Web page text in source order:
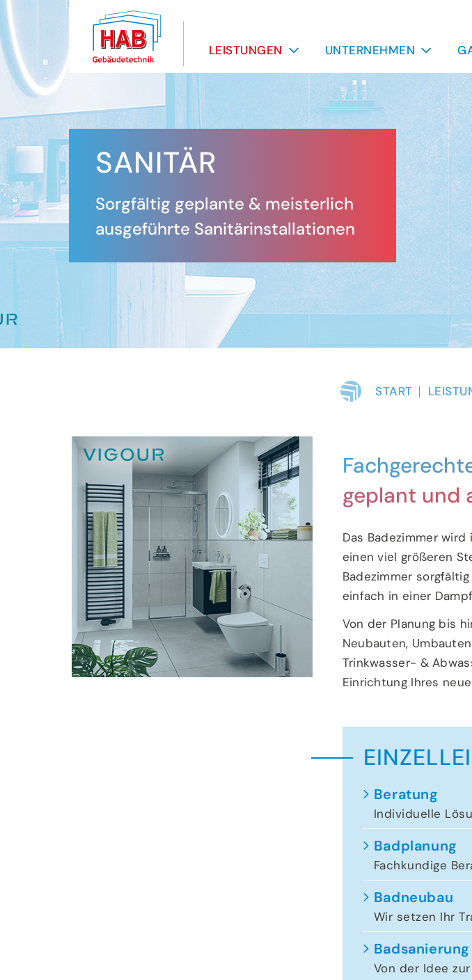
LEISTUNGEN UNTERNEHMEN
SANITÄR
Sorgfältig geplante & meisterlich
ausgeführte Sanitärinstallationen
START
geplant und
Das Badezimmer
einen viel größeren
Badezimmer
einfach in einer
Von der Planung bis
Neubauten,
Trinkwasser- &
Einrichtung Ihres
Beratung
Individuelle
Badplanung
Fachkundige
Badneubau
Wir setzen Ihr
Badsanierung
Von der Idee